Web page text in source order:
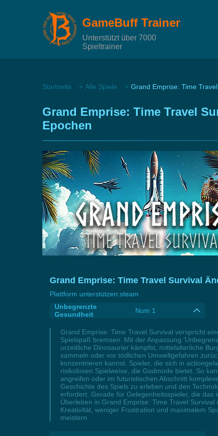
GameBuff Trainer
Unterstützt über 7000
Spieltrainer
Startseite Alle Spiele Grand Emprise: Time
Grand Emprise: Time Travel
Epochen
Grand Emprise: Time Travel Survival
Plattform unterstützen:steam
Unbegrenzte
Gesundheit
Num 1
Grand Emprise: Time Travel Survival verspricht
Spielspaß bremsen. Mit der Anpassung
urzeitliche Dinosaurier kämpfst, mittelalterliche
sammeln oder vor tödlichen Umweltgefahren
konzentrieren kannst. Spieler, die sich in
risikolosen Spielweise, die Godmode bietet. So
angreifen oder im futuristischen Abschnitt
Geschichte des Spiels zu erleben und den
erfordert. Gerade für Gelegenheitsspieler, die
Überleben in Grand Emprise: Time Travel
Kreativität, weniger Frustration und maximalem
meistern.